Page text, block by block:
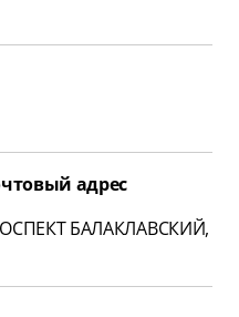
адрес
БАЛАКЛАВСКИЙ,